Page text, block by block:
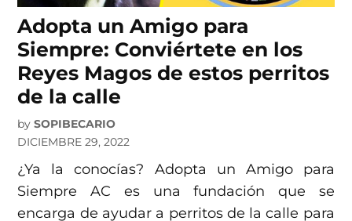
Adopta un Amigo para
Siempre: Conviértete en los
Reyes Magos de estos perritos
de la calle
by SOPIBECARIO
DICIEMBRE 29, 2022
¿Ya la conocías? Adopta un Amigo para
Siempre AC es una fundación que se
encarga de ayudar a perritos de la calle para